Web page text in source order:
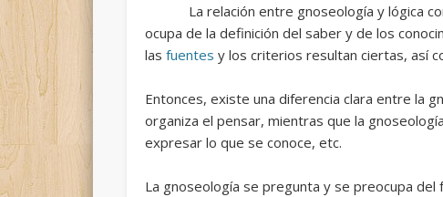
La relación entre gnoseología y lógica
ocupa de la definición del saber y de los
las fuentes y los criterios resultan ciertas, así
Entonces, existe una diferencia clara entre la
organiza el pensar, mientras que la
expresar lo que se conoce, etc.
La gnoseología se pregunta y se preocupa